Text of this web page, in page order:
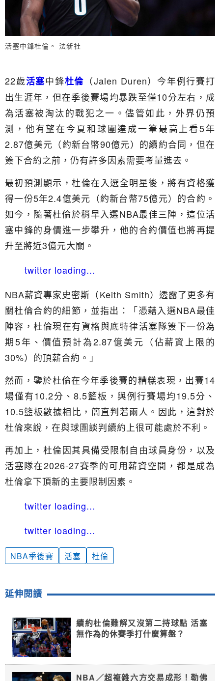
活塞中鋒杜倫。 法新社
22歲活塞中鋒杜倫 （Jalen Duren）今年例行賽打
出生涯年，但在季後賽場均暴跌至僅10分左右，成
為活塞被淘汰的戰犯之一。儘管如此，外界仍預
測，他有望在今夏和球團達成一筆最高上看5年
2.87億美元（約新台幣90億元）的續約合同，但在
簽下合約之前，仍有許多因素需要考量進去。
最初預測顯示，杜倫在入選全明星後，將有資格獲
得一份5年2.4億美元（約新台幣75億元）的合約。
如今，隨著杜倫於稍早入選NBA最佳三陣，這位活
塞中鋒的身價進一步攀升，他的合約價值也將再提
升至將近3億元大關。
twitter loading...
NBA薪資專家史密斯（Keith Smith）透露了更多有
關杜倫合約的細節，並指出：「憑藉入選NBA最佳
陣容，杜倫現在有資格與底特律活塞隊簽下一份為
期5年、價值預計為2.87億美元（佔薪資上限的
30%）的頂薪合約。」
然而，鑒於杜倫在今年季後賽的糟糕表現，出賽14
場僅有10.2分、8.5籃板，與例行賽場均19.5分、
10.5籃板數據相比，簡直判若兩人。因此，這對於
杜倫來說，在與球團談判續約上很可能處於不利。
再加上，杜倫因其具備受限制自由球員身份，以及
活塞隊在2026-27賽季的可用薪資空間，都是成為
杜倫拿下頂新的主要限制因素。
twitter loading...
twitter loading...
NBA季後賽 活塞 杜倫
延伸閱讀
續約杜倫難解又沒第二持球點 活塞
無作為的休賽季打什麼算盤？
NBA／超複雜六方交易成形！勒佛